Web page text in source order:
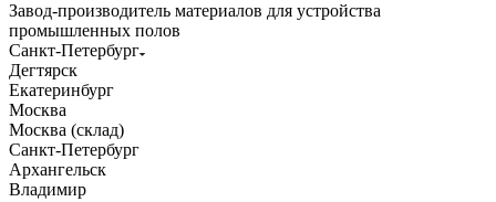
Завод-производитель материалов для устройства
промышленных полов
Санкт-Петербург
Дегтярск
Екатеринбург
Москва
Москва (склад)
Санкт-Петербург
Архангельск
Владимир